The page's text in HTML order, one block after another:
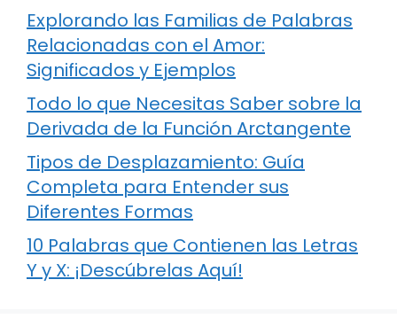
Explorando las Familias de Palabras
Relacionadas con el Amor:
Significados y Ejemplos
Todo lo que Necesitas Saber sobre la
Derivada de la Función Arctangente
Tipos de Desplazamiento: Guía
Completa para Entender sus
Diferentes Formas
10 Palabras que Contienen las Letras
Y y X: ¡Descúbrelas Aquí!